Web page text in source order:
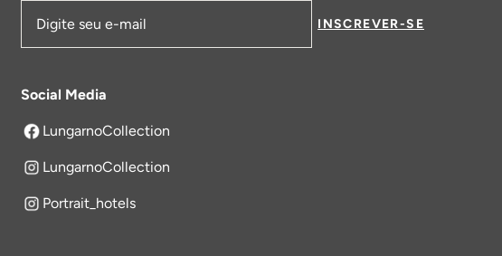
Endereço de email
INSCREVER-SE
Social Media
LungarnoCollection
abre em uma nova aba
LungarnoCollection
Portrait_hotels